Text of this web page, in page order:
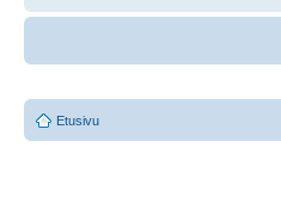
Etusivu